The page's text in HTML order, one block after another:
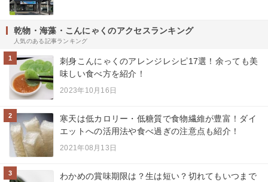
乾物・海藻・こんにゃくのアクセスランキング
人気のある記事ランキング
1
刺身こんにゃくのアレンジレシピ17選！余っても美
味しい食べ方を紹介！
2023年10月16日
2
寒天は低カロリー・低糖質で食物繊維が豊富！ダイ
エットへの活用法や食べ過ぎの注意点も紹介！
2021年08月13日
3
わかめの賞味期限は？生は短い？切れてもいつまで